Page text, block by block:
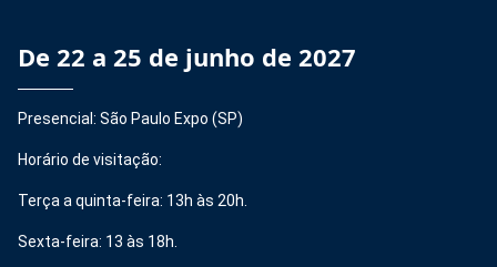
De 22 a 25 de junho de 2027
Presencial: São Paulo Expo (SP)
Horário de visitação:
Terça a quinta-feira: 13h às 20h.
Sexta-feira: 13 às 18h.